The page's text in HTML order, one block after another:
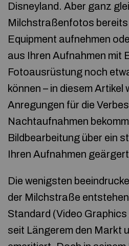
Disneyland. Aber ganz
Milchstraßenfotos
Equipment aufnehmen
aus Ihren Aufnahmen mit
Fotoausrüstung noch
können – in diesem Artikel
Anregungen für die
Nachtaufnahmen
Bildbearbeitung über ein
Ihren Aufnahmen
Die wenigsten
der Milchstraße
Standard (Video
seit Längerem den Markt